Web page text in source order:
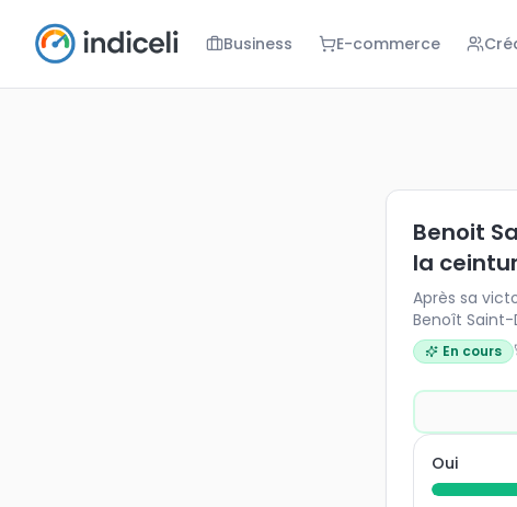
Business E-commerce
Benoit Saint-
Après sa
Benoit
la
Après sa
Benoît Saint-
En cours
Oui